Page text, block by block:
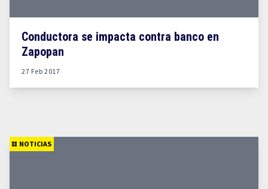
Conductora se impacta contra banco en
Zapopan
27 Feb 2017
NOTICIAS